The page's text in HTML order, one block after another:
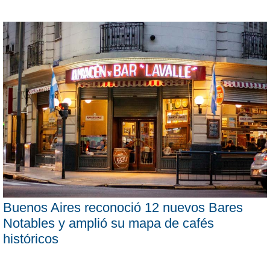
Buenos Aires reconoció 12 nuevos Bares
Notables y amplió su mapa de cafés
históricos